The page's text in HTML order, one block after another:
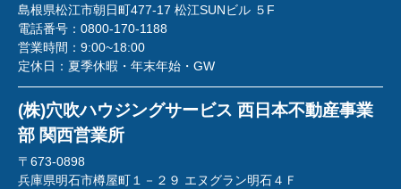
島根県松江市朝日町477-17 松江SUNビル ５F
電話番号： 0800-170-1188
営業時間： 9:00~18:00
定休日： 夏季休暇・年末年始・GW
(株)穴吹ハウジングサービス 西日本不動産事業
部 関西営業所
〒673-0898
兵庫県明石市樽屋町１－２９ エヌグラン明石４Ｆ